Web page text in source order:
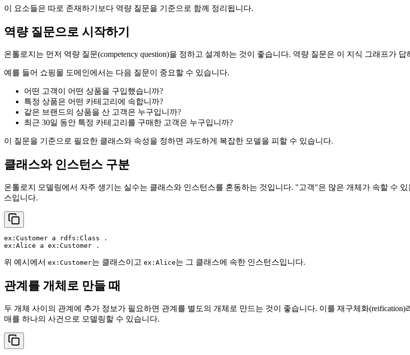
이 요소들은 따로 존재하기보다 역량 질문을 기준으로 함께 정리됩니다.
역량 질문으로 시작하기
온톨로지는 먼저 역량 질문(competency question)을 정하고 설계하는 것이 좋습니다. 역량 질문은 이 지식 그래프가
예를 들어 쇼핑몰 도메인에서는 다음 질문이 중요할 수 있습니다.
어떤 고객이 어떤 상품을 구입했습니까?
특정 상품은 어떤 카테고리에 속합니까?
같은 브랜드의 상품을 산 고객은 누구입니까?
최근 30일 동안 특정 카테고리를 구매한 고객은 누구입니까?
이 질문을 기준으로 필요한 클래스와 속성을 정하면 과도하게 복잡한 모델을 피할 수 있습니다.
클래스와 인스턴스 구분
온톨로지 모델링에서 자주 생기는 실수는 클래스와 인스턴스를 혼동하는 것입니다. "고객"은 많은 개체가 속할 수
스입니다.
ex:Customer a rdfs:Class .
위 예시에서 ex:Customer는 클래스이고 ex:Alice는 그 클래스에 속한 인스턴스입니다.
관계를 개체로 만들 때
두 개체 사이의 관계에 추가 정보가 필요하면 관계를 별도의 개체로 만드는 것이 좋습니다. 이를 재구체화
매를 하나의 사건으로 모델링할 수 있습니다.